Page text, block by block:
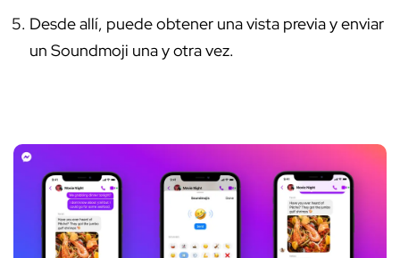
Desde allí, puede obtener una vista previa y enviar
un Soundmoji una y otra vez.